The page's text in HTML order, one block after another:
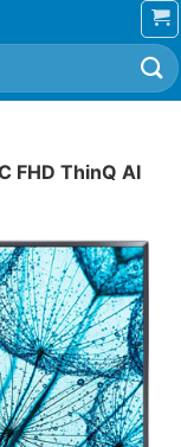
FHD ThinQ AI